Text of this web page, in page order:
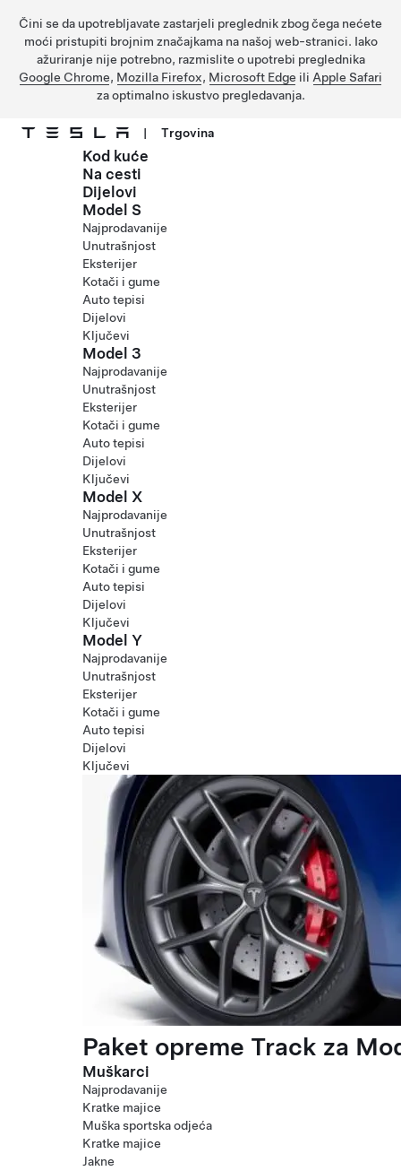
Čini se da upotrebljavate zastarjeli preglednik zbog čega nećete
moći pristupiti brojnim značajkama na našoj web-stranici. Iako
ažuriranje nije potrebno, razmislite o upotrebi preglednika
Google Chrome, Mozilla Firefox, Microsoft Edge ili Apple Safari
za optimalno iskustvo pregledavanja.
Prijeđite na glavni sadržaj
| Trgovina
Kod kuće
Na cesti
Dijelovi
Model S
Najprodavanije
Unutrašnjost
Eksterijer
Kotači i gume
Auto tepisi
Dijelovi
Ključevi
Model 3
Najprodavanije
Unutrašnjost
Eksterijer
Kotači i gume
Auto tepisi
Dijelovi
Ključevi
Model X
Najprodavanije
Unutrašnjost
Eksterijer
Kotači i gume
Auto tepisi
Dijelovi
Ključevi
Model Y
Najprodavanije
Unutrašnjost
Eksterijer
Kotači i gume
Auto tepisi
Dijelovi
Ključevi
Paket opreme Track za
Muškarci
Najprodavanije
Kratke majice
Muška sportska odjeća
Kratke majice
Jakne